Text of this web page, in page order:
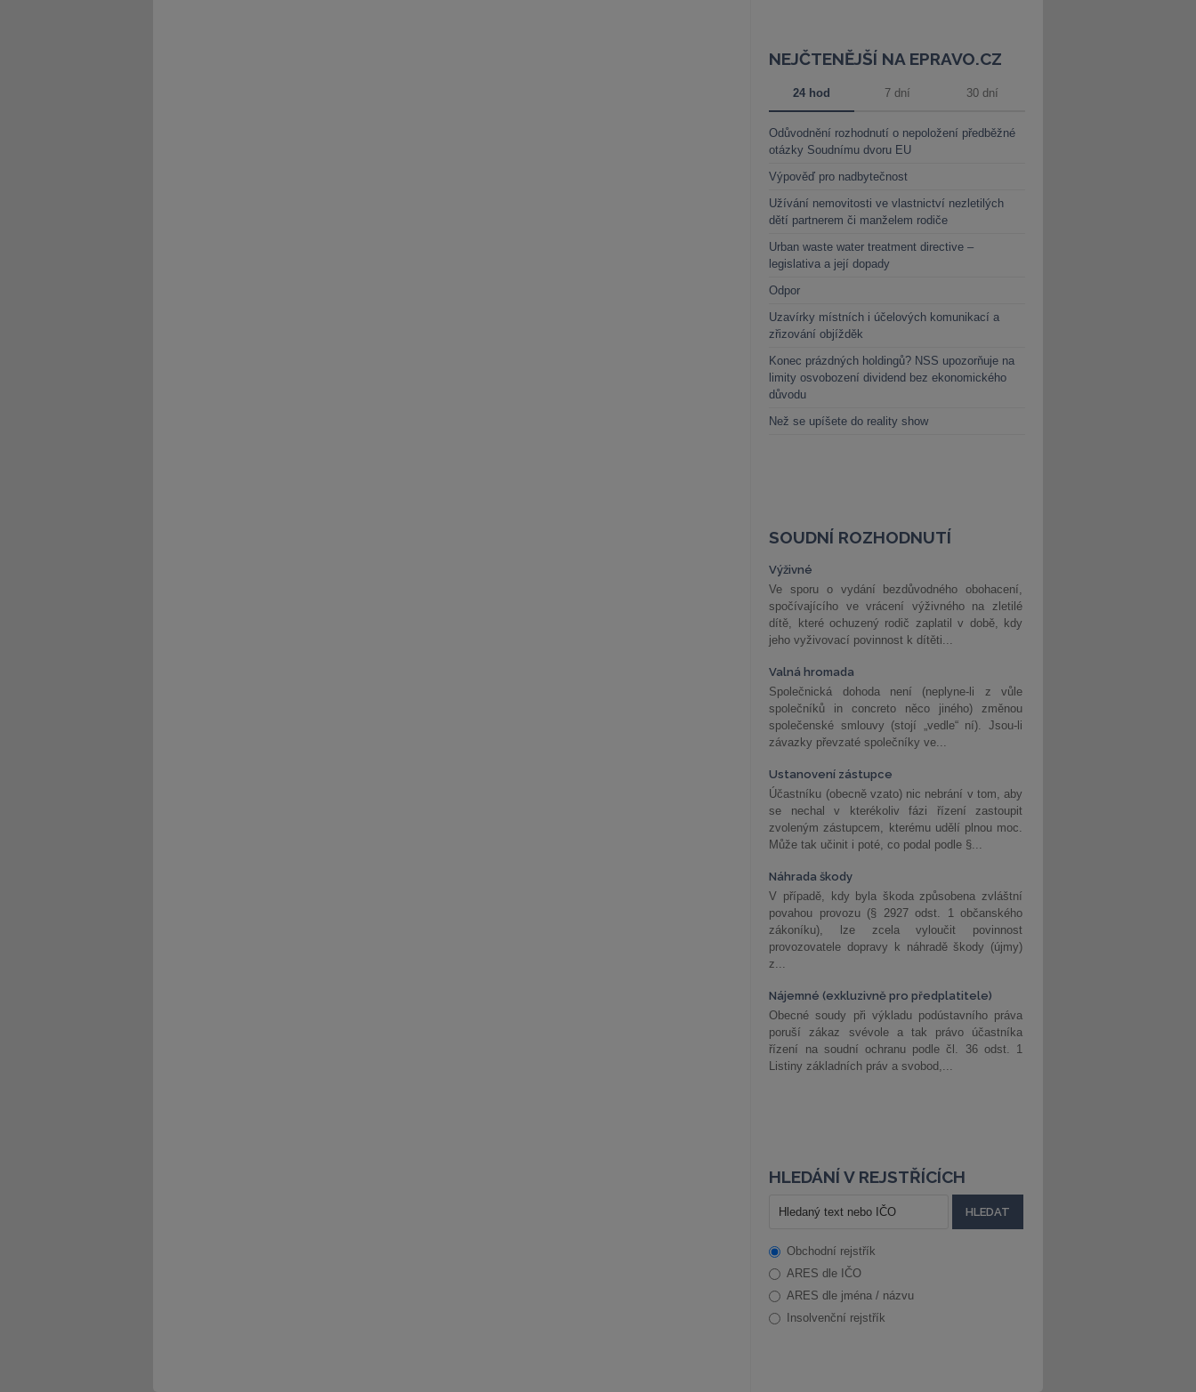
NEJČTENĚJŠÍ NA EPRAVO.CZ
24 hod 7 dní 30 dní
Odůvodnění rozhodnutí o nepoložení předběžné
otázky Soudnímu dvoru EU
Výpověď pro nadbytečnost
Užívání nemovitosti ve vlastnictví nezletilých
dětí partnerem či manželem rodiče
Urban waste water treatment directive –
legislativa a její dopady
Odpor
Uzavírky místních i účelových komunikací a
zřizování objížděk
Konec prázdných holdingů? NSS upozorňuje na
limity osvobození dividend bez ekonomického
důvodu
Než se upíšete do reality show
SOUDNÍ ROZHODNUTÍ
Výživné
Ve sporu o vydání bezdůvodného obohacení,
spočívajícího ve vrácení výživného na zletilé
dítě, které ochuzený rodič zaplatil v době, kdy
jeho vyživovací povinnost k dítěti...
Valná hromada
Společnická dohoda není (neplyne-li z vůle
společníků in concreto něco jiného) změnou
společenské smlouvy (stojí „vedle“ ní). Jsou-li
závazky převzaté společníky ve...
Ustanovení zástupce
Účastníku (obecně vzato) nic nebrání v tom, aby
se nechal v kterékoliv fázi řízení zastoupit
zvoleným zástupcem, kterému udělí plnou moc.
Může tak učinit i poté, co podal podle §...
Náhrada škody
V případě, kdy byla škoda způsobena zvláštní
povahou provozu (§ 2927 odst. 1 občanského
zákoníku), lze zcela vyloučit povinnost
provozovatele dopravy k náhradě škody (újmy)
z...
Nájemné (exkluzivně pro předplatitele)
Obecné soudy při výkladu podústavního práva
poruší zákaz svévole a tak právo účastníka
řízení na soudní ochranu podle čl. 36 odst. 1
Listiny základních práv a svobod,...
HLEDÁNÍ V REJSTŘÍCÍCH
Obchodní rejstřík
ARES dle IČO
ARES dle jména / názvu
Insolvenční rejstřík